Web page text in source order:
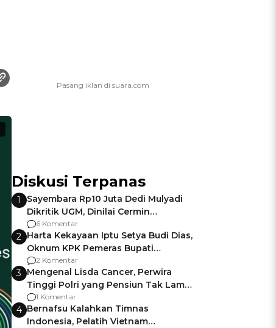
Diskusi Terpanas
1
Sayembara Rp10 Juta Dedi Mulyadi
Dikritik UGM, Dinilai Cermin
Gagalnya Negara Jamin Keamanan
6 Komentar
2 Harta Kekayaan Iptu Setya Budi Dias,
Oknum KPK Pemeras Bupati
Pemalang
2 Komentar
3 Mengenal Lisda Cancer, Perwira
Tinggi Polri yang Pensiun Tak Lama
Usai Jadi Brigjen
1 Komentar
4 Bernafsu Kalahkan Timnas
Indonesia, Pelatih Vietnam